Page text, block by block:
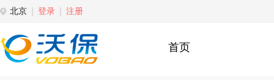
北京 登录 注册
首页